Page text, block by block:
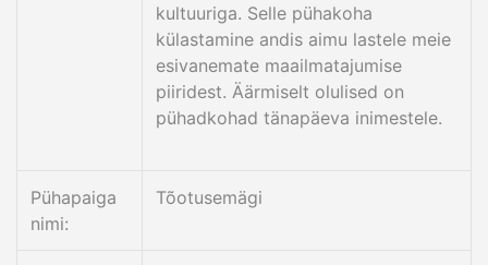
kultuuriga. Selle pühakoha
külastamine andis aimu lastele meie
esivanemate maailmatajumise
piiridest. Äärmiselt olulised on
pühadkohad tänapäeva inimestele.
Pühapaiga
nimi:
Tõotusemägi